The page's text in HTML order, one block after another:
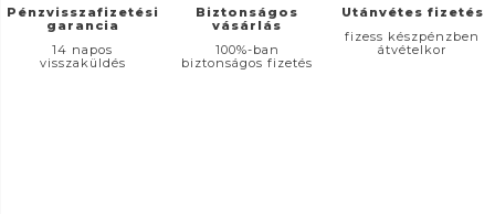
Pénzvisszafizetési
garancia
14 napos
visszaküldés
Biztonságos
vásárlás
100%-ban
biztonságos fizetés
Utánvétes fizetés
fizess készpénzben
átvételkor